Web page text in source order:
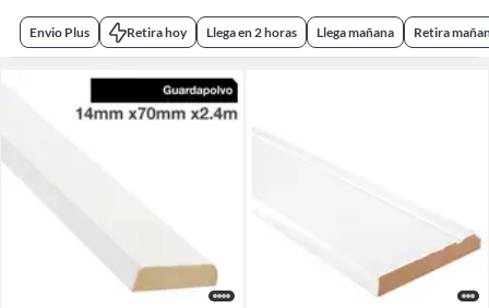
Envio Plus Retira hoy Llega en 2 horas Llega mañana Retira